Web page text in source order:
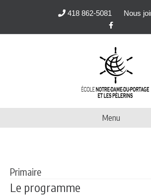
418 862-5081
Nous
Facebook
Menu
Primaire
Le programme